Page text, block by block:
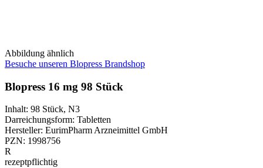
Abbildung ähnlich
Besuche unseren Blopress Brandshop
Blopress 16 mg 98 Stück
Inhalt: 98 Stück, N3
Darreichungsform: Tabletten
Hersteller: EurimPharm Arzneimittel GmbH
PZN: 1998756
R
rezeptpflichtig